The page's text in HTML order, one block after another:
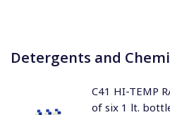
Detergents and
C41 HI-TEMP
of six 1 lt.